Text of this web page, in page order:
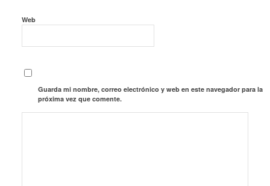
Web
Guarda mi nombre, correo electrónico y web en este navegador para la
próxima vez que comente.